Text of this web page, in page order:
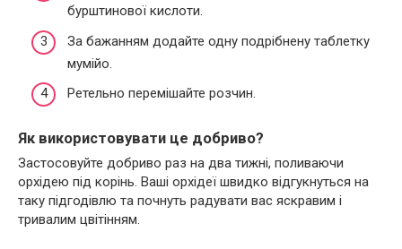
бурштинової кислоти.
За бажанням додайте одну подрібнену таблетку
мумійо.
Ретельно перемішайте розчин.
Як використовувати це добриво?
Застосовуйте добриво раз на два тижні, поливаючи
орхідею під корінь. Ваші орхідеї швидко відгукнуться на
таку підгодівлю та почнуть радувати вас яскравим і
тривалим цвітінням.